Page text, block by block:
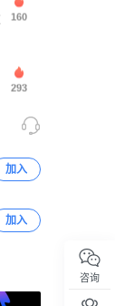
160
293
186
224
加入
加入
咨询